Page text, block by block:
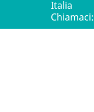
Italia
Chiamaci: